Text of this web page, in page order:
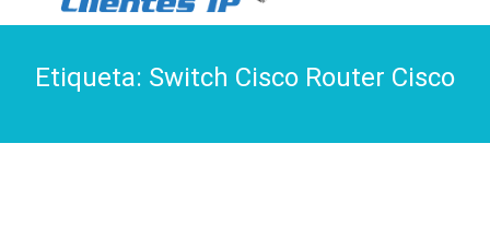
Etiqueta: Switch Cisco Router Cisco